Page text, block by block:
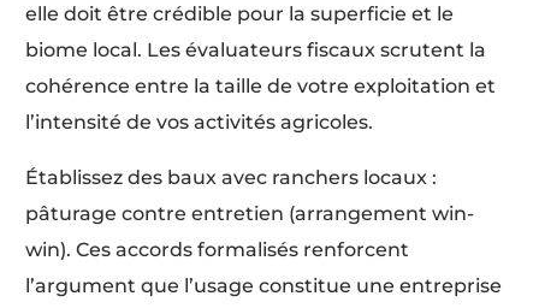
elle doit être crédible pour la superficie et le
biome local. Les évaluateurs fiscaux scrutent la
cohérence entre la taille de votre exploitation et
l’intensité de vos activités agricoles.
Établissez des baux avec ranchers locaux :
pâturage contre entretien (arrangement win-
win). Ces accords formalisés renforcent
l’argument que l’usage constitue une entreprise